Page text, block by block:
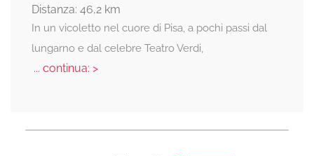
Distanza: 46,2 km
In un vicoletto nel cuore di Pisa, a pochi passi dal
lungarno e dal celebre Teatro Verdi,
... continua: >